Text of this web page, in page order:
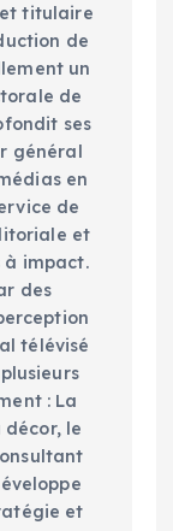
et titulaire
de
un
de
ses
général
en
de
et
à impact.
des
télévisé
: La
décor, le
et